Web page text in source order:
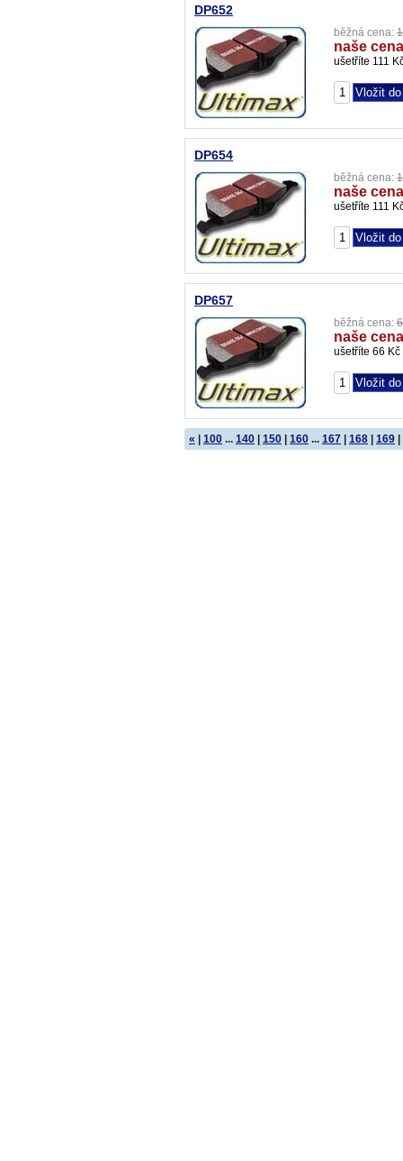
DP652
běžná cena:
naše
ušetříte 111
DP654
běžná cena:
naše
ušetříte 111
DP657
běžná cena:
naše
ušetříte 66 Kč
« 100 ... 140 150 160 ... 167 168 169